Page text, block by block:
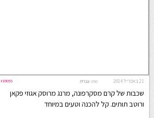
21 באפריל 2014 #19055 שפה: עברית
שכבות של קרם מסקרפונה, מרנג מרוסק אגוזי פקאן
ורוטב תותים. קל להכנה וטעים במיוחד